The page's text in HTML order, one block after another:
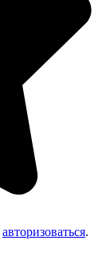
авторизоваться.